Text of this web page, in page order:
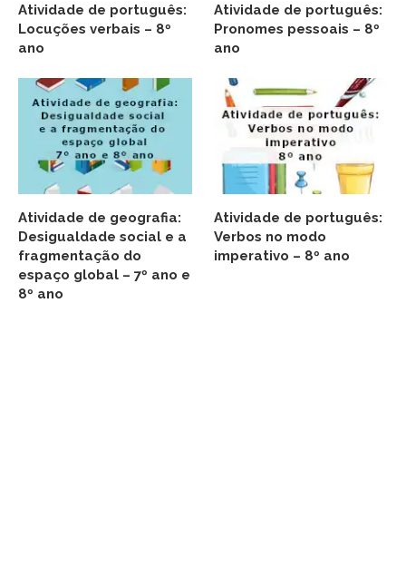
Atividade de português:
Locuções verbais – 8º
ano
Atividade de português:
Pronomes pessoais – 8º
ano
Atividade de geografia:
Desigualdade social e a
fragmentação do
espaço global – 7º ano e
8º ano
Atividade de português:
Verbos no modo
imperativo – 8º ano